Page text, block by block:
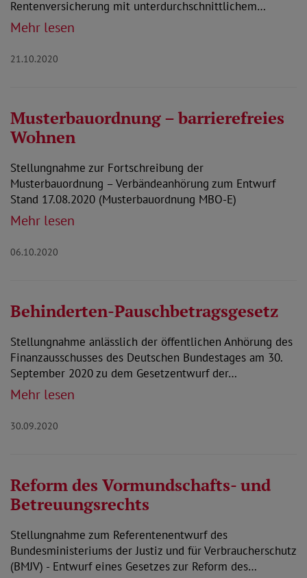
Rentenversicherung mit unterdurchschnittlichem…
Mehr lesen
21.10.2020
Musterbauordnung – barrierefreies
Wohnen
Stellungnahme zur Fortschreibung der
Musterbauordnung – Verbändeanhörung zum Entwurf
Stand 17.08.2020 (Musterbauordnung MBO-E)
Mehr lesen
06.10.2020
Behinderten-Pauschbetragsgesetz
Stellungnahme anlässlich der öffentlichen Anhörung des
Finanzausschusses des Deutschen Bundestages am 30.
September 2020 zu dem Gesetzentwurf der…
Mehr lesen
30.09.2020
Reform des Vormundschafts- und
Betreuungsrechts
Stellungnahme zum Referentenentwurf des
Bundesministeriums der Justiz und für Verbraucherschutz
(BMJV) - Entwurf eines Gesetzes zur Reform des…